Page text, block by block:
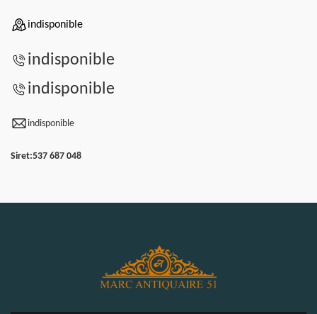
indisponible
indisponible
indisponible
indisponible
Siret:537 687 048